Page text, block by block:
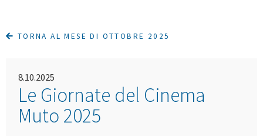
TORNA AL MESE DI OTTOBRE 2025
8.10.2025
Le Giornate del Cinema
Muto 2025